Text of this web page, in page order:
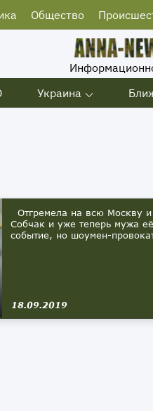
Общество
Украина
Отгремела на всю Москву и
Собчак и уже теперь мужа
событие, но шоумен-
18.09.2019